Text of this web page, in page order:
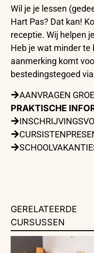
Wil je je lessen
Hart Pas? Dat kan!
receptie. Wij helpen
Heb je wat minder te
aanmerking komt
bestedingstegoed
AANVRAGEN
PRAKTISCHE
GERELATEERDE
CURSUSSEN